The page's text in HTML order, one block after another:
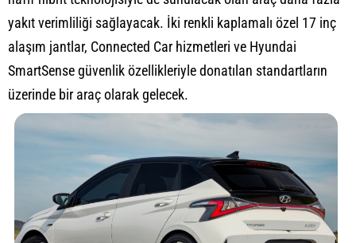
yakıt verimliliği sağlayacak. İki renkli kaplamalı özel 17 inç
alaşım jantlar, Connected Car hizmetleri ve Hyundai
SmartSense güvenlik özellikleriyle donatılan standartların
üzerinde bir araç olarak gelecek.